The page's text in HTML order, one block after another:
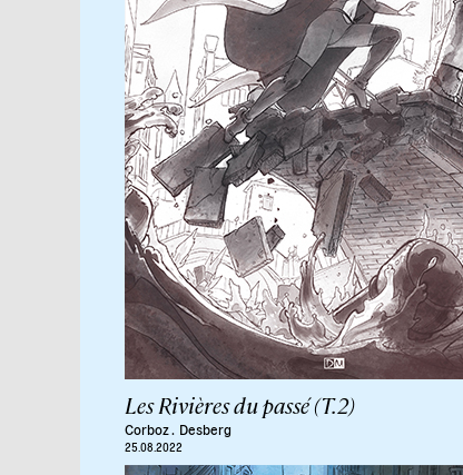
Les Rivières du passé (T.2)
Corboz Desberg
25.08.2022